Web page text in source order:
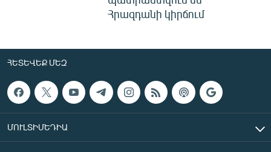
Հրազդանի կիրճում
ՀԵՏԵՎԵՔ ՄԵԶ
ՄՈՒԼՏԻՄԵԴԻԱ